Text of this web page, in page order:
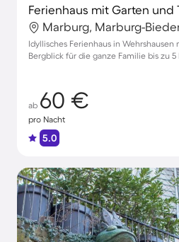
Marburg, Marburg-
Idyllisches Ferienhaus in
Bergblick für die ganze Familie bis zu 5
ab 60 €
pro Nacht
5.0